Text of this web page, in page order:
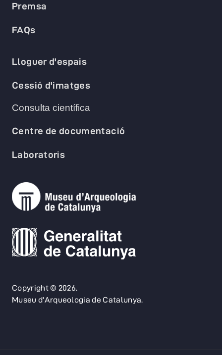
Copyright © 2026.
Museu d'Arqueologia de Catalunya.
Premsa
FAQs
Lloguer d'espais
Cessió d'imatges
Consulta científica
Centre de documentació
Laboratoris